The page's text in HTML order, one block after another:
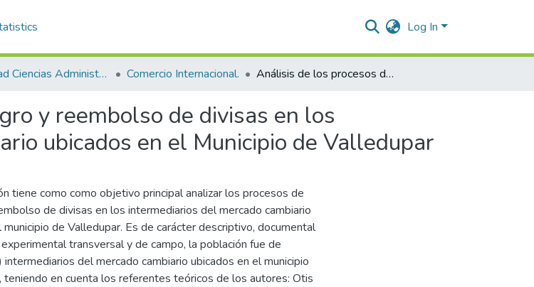
Log In
Facultad Ciencias Administrativas Contables y Económicas – Face Comercio Internacional. Análisis de los procesos de reintegro y reembolso de divisas en los intermediarios del mercado cambiario ubicados en el Municipio de Valledupar
y reembolso de divisas en los
ubicados en el Municipio de Valledupar
tiene como como objetivo principal analizar los procesos de
de divisas en los intermediarios del mercado cambiario
municipio de Valledupar. Es de carácter descriptivo, documental
transversal y de campo, la población fue de
del mercado cambiario ubicados en el municipio
teniendo en cuenta los referentes teóricos de los autores: Otis